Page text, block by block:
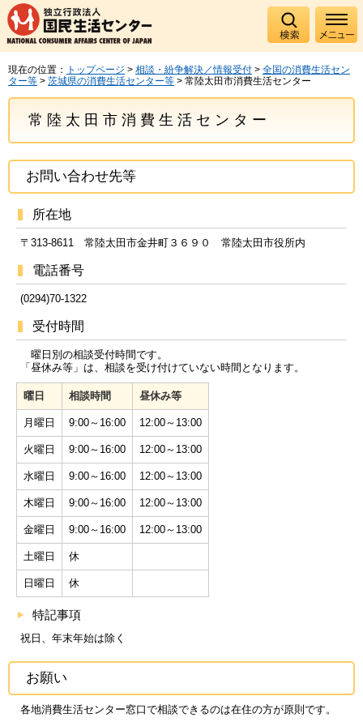
現在の位置： トップページ > 相談・紛争解決／情報受付 > 全国の消費生活セン
ター等 > 茨城県の消費生活センター等 > 常陸太田市消費生活センター
常陸太田市消費生活センター
お問い合わせ先等
所在地
〒313-8611 常陸太田市金井町３６９０ 常陸太田市役所内
電話番号
(0294)70-1322
受付時間
曜日別の相談受付時間です。
「昼休み等」は、相談を受け付けていない時間となります。
曜日 相談時間 昼休み等
土曜日 休
日曜日 休
月曜日 9:00～16:00 12:00～13:00
火曜日 9:00～16:00 12:00～13:00
水曜日 9:00～16:00 12:00～13:00
木曜日 9:00～16:00 12:00～13:00
金曜日 9:00～16:00 12:00～13:00
特記事項
祝日、年末年始は除く
お願い
各地消費生活センター窓口で相談できるのは在住の方が原則です。